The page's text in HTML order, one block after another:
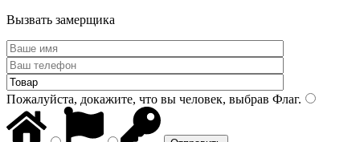
Вызвать замерщика
Пожалуйста, докажите, что вы человек, выбрав Флаг.